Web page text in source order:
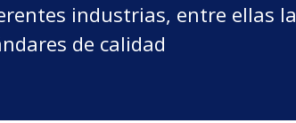
industrias, entre ellas la
de calidad